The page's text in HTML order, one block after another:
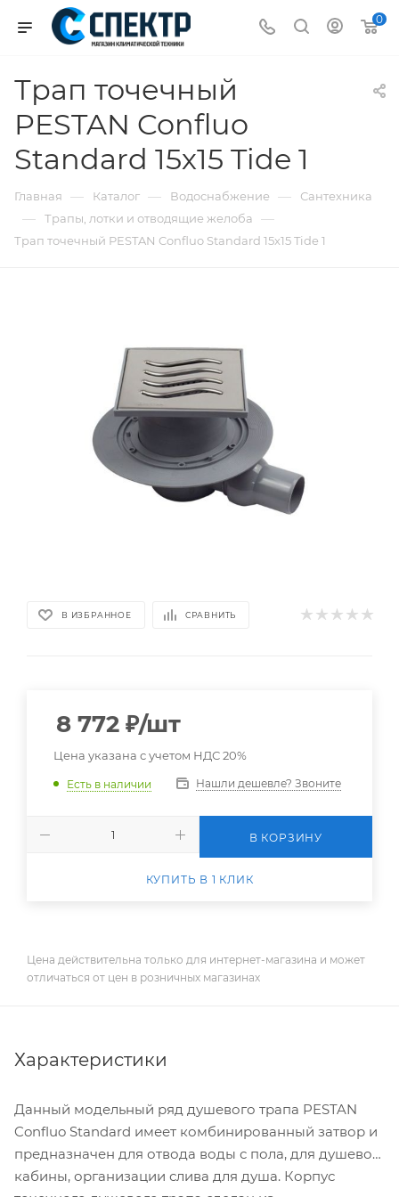
0
Трап точечный
PESTAN Confluo
Standard 15х15 Tide 1
Главная — Каталог — Водоснабжение — Сантехника
— Трапы, лотки и отводящие желоба —
Трап точечный PESTAN Confluo Standard 15х15 Tide 1
В ИЗБРАННОЕ СРАВНИТЬ
8 772 ₽/шт
Цена указана с учетом НДС 20%
Есть в наличии Нашли дешевле? Звоните
В КОРЗИНУ
КУПИТЬ В 1 КЛИК
Цена действительна только для интернет-магазина и может
отличаться от цен в розничных магазинах
Характеристики
Данный модельный ряд душевого трапа PESTAN
Confluo Standard имеет комбинированный затвор и
предназначен для отвода воды с пола, для душевой
кабины, организации слива для душа. Корпус